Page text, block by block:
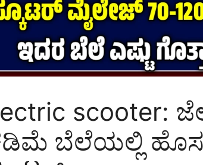
scooter:
ಬೆಲೆಯಲ್ಲಿ ಹೊಸ